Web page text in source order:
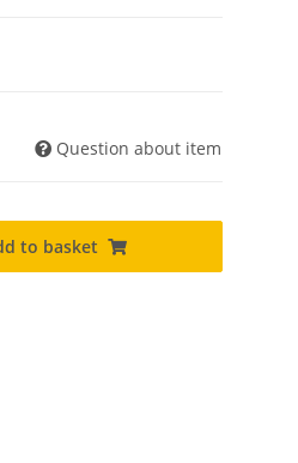
Question about item
to basket